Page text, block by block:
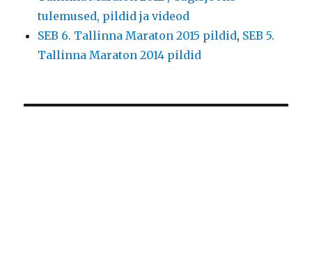
tulemused, pildid ja videod
SEB 6. Tallinna Maraton 2015 pildid, SEB 5.
Tallinna Maraton 2014 pildid